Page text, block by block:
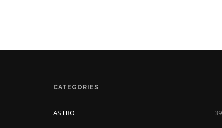
CATEGORIES
ASTRO 39